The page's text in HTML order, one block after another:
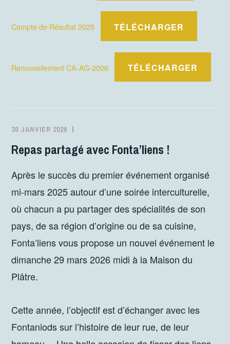
Compte de Résultat 2025 TÉLÉCHARGER
Renouvellement CA-AG-2026 TÉLÉCHARGER
30 JANVIER 2026
Repas partagé avec Fonta’liens !
Après le succès du premier événement organisé
mi-mars 2025 autour d’une soirée interculturelle,
où chacun a pu partager des spécialités de son
pays, de sa région d’origine ou de sa cuisine,
Fonta’liens vous propose un nouvel événement le
dimanche 29 mars 2026 midi à la Maison du
Plâtre.
Cette année, l’objectif est d’échanger avec les
Fontaniods sur l’histoire de leur rue, de leur